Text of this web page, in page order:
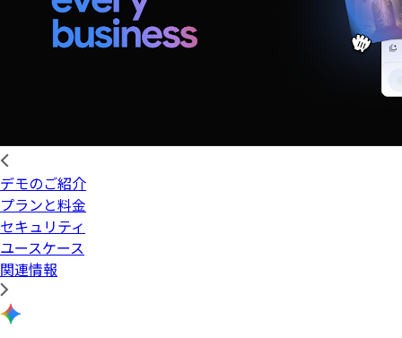
デモのご紹介
プランと料金
セキュリティ
ユースケース
関連情報